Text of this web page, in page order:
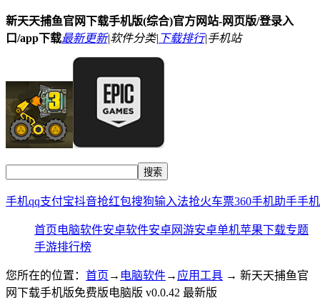
新天天捕鱼官网下载手机版(综合)官方网站-网页版/登录入
口/app下载最新更新|软件分类| 下载排行|手机站
手机qq支付宝抖音抢红包搜狗输入法抢火车票360手机助手手
首页电脑软件安卓软件安卓网游安卓单机苹果下载专题
手游排行榜
您所在的位置： 首页 → 电脑软件→ 应用工具 → 新天天捕鱼官
网下载手机版免费版电脑版 v0.0.42 最新版